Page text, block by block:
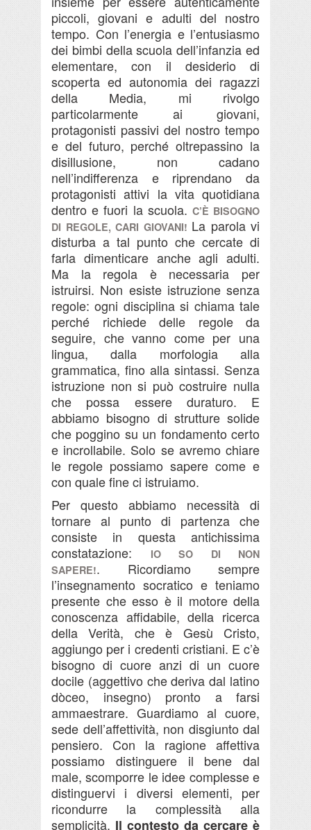
piccoli, giovani e adulti del nostro
tempo. Con l’energia e l’entusiasmo
dei bimbi della scuola dell’infanzia ed
elementare, con il desiderio di
scoperta ed autonomia dei ragazzi
della Media, mi rivolgo
particolarmente ai giovani,
protagonisti passivi del nostro tempo
e del futuro, perché oltrepassino la
disillusione, non cadano
nell’indifferenza e riprendano da
protagonisti attivi la vita quotidiana
dentro e fuori la scuola. C’È BISOGNO
DI REGOLE, CARI GIOVANI! La parola vi
disturba a tal punto che cercate di
farla dimenticare anche agli adulti.
Ma la regola è necessaria per
istruirsi. Non esiste istruzione senza
regole: ogni disciplina si chiama tale
perché richiede delle regole da
seguire, che vanno come per una
lingua, dalla morfologia alla
grammatica, fino alla sintassi. Senza
istruzione non si può costruire nulla
che possa essere duraturo. E
abbiamo bisogno di strutture solide
che poggino su un fondamento certo
e incrollabile. Solo se avremo chiare
le regole possiamo sapere come e
con quale fine ci istruiamo.
Per questo abbiamo necessità di
tornare al punto di partenza che
consiste in questa antichissima
constatazione:
IO SO DI NON
SAPERE!. Ricordiamo sempre
l’insegnamento socratico e teniamo
presente che esso è il motore della
conoscenza affidabile, della ricerca
della Verità, che è Gesù Cristo,
aggiungo per i credenti cristiani. E c’è
bisogno di cuore anzi di un cuore
docile (aggettivo che deriva dal latino
dòceo, insegno) pronto a farsi
ammaestrare. Guardiamo al cuore,
sede dell’affettività, non disgiunto dal
pensiero. Con la ragione affettiva
possiamo distinguere il bene dal
male, scomporre le idee complesse e
distinguervi i diversi elementi, per
ricondurre la complessità alla
semplicità. Il contesto da cercare è